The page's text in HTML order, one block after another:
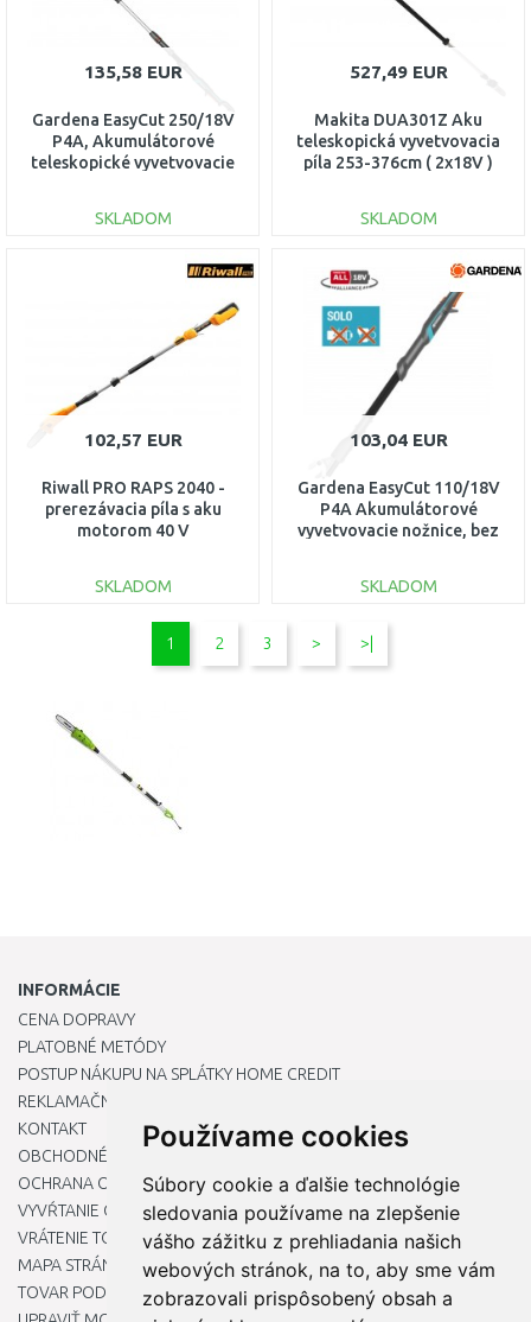
Používame cookies
Súbory cookie a ďalšie technológie
sledovania používame na zlepšenie
vášho zážitku z prehliadania našich
webových stránok, na to, aby sme vám
zobrazovali prispôsobený obsah a
135,58 EUR
Gardena EasyCut 250/18V
P4A, Akumulátorové
teleskopické vyvetvovacie
SKLADOM
DO KOŠÍKA
527,49 EUR
Makita DUA301Z Aku
teleskopická vyvetvovacia
píla 253-376cm ( 2x18V )
SKLADOM
DO KOŠÍKA
Porovnať
102,57 EUR
Riwall PRO RAPS 2040 -
prerezávacia píla s aku
motorom 40 V
SKLADOM
DO KOŠÍKA
103,04 EUR
Gardena EasyCut 110/18V
P4A Akumulátorové
vyvetvovacie nožnice, bez
SKLADOM
DO KOŠÍKA
1 2 3 > >|
INFORMÁCIE
CENA DOPRAVY
PLATOBNÉ METÓDY
POSTUP NÁKUPU NA SPLÁTKY HOME CREDIT
REKLAMAČNÝ PORIADOK
KONTAKT
OBCHODNÉ PODMIENKY
OCHRANA OSOBNÝCH ÚDAJOV
VYVŔTANIE OTVORU DO DREZU PRE KUCHYNSKÚ BATÉRIU
VRÁTENIE TOVARU / REKLAMÁCIE
MAPA STRÁNOK
TOVAR PODĽA ZNAČIEK